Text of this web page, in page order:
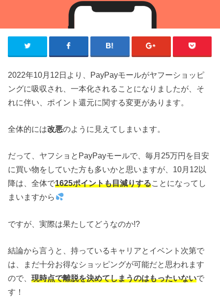
2022年10月12日より、PayPayモールがヤフーショッピ
ングに吸収され、一本化されることになりましたが、そ
れに伴い、ポイント還元に関する変更があります。
全体的には改悪のように見えてしまいます。
だって、ヤフショとPayPayモールで、毎月25万円を目安
に買い物をしていた方も多いかと思いますが、10月12以
降は、全体で1625ポイントも目減りすることになってし
まいますから
ですが、実際は果たしてどうなのか!?
結論から言うと、持っているキャリアとイベント次第で
は、まだ十分お得なショッピングが可能だと思われます
ので、現時点で離脱を決めてしまうのはもったいないで
す！